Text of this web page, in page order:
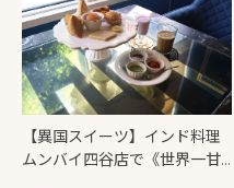
【異国スイーツ】インド料理
ムンバイ四谷店で《世界一甘